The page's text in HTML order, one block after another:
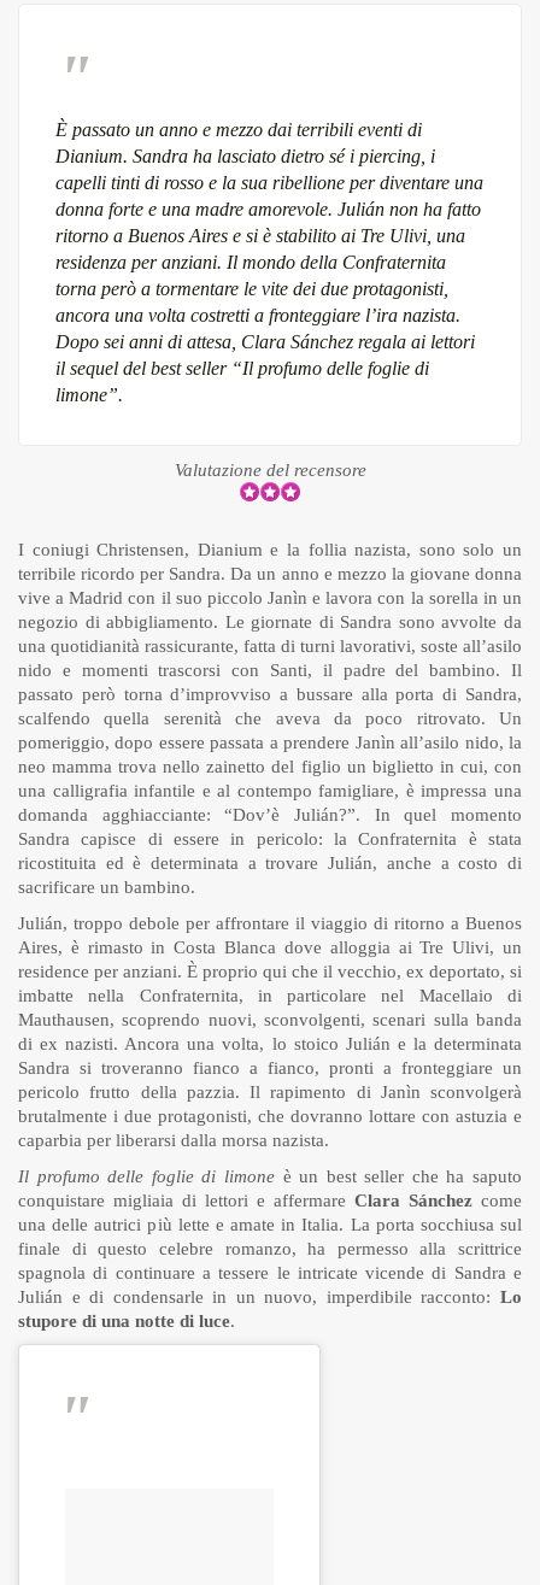
È passato un anno e mezzo dai terribili eventi di
Dianium. Sandra ha lasciato dietro sé i piercing, i
capelli tinti di rosso e la sua ribellione per diventare una
donna forte e una madre amorevole. Julián non ha fatto
ritorno a Buenos Aires e si è stabilito ai Tre Ulivi, una
residenza per anziani. Il mondo della Confraternita
torna però a tormentare le vite dei due protagonisti,
ancora una volta costretti a fronteggiare l’ira nazista.
Dopo sei anni di attesa, Clara Sánchez regala ai lettori
il sequel del best seller “Il profumo delle foglie di
limone”.
Valutazione del recensore
I coniugi Christensen, Dianium e la follia nazista, sono solo un
terribile ricordo per Sandra. Da un anno e mezzo la giovane donna
vive a Madrid con il suo piccolo Janìn e lavora con la sorella in un
negozio di abbigliamento. Le giornate di Sandra sono avvolte da
una quotidianità rassicurante, fatta di turni lavorativi, soste all’asilo
nido e momenti trascorsi con Santi, il padre del bambino. Il
passato però torna d’improvviso a bussare alla porta di Sandra,
scalfendo quella serenità che aveva da poco ritrovato. Un
pomeriggio, dopo essere passata a prendere Janìn all’asilo nido, la
neo mamma trova nello zainetto del figlio un biglietto in cui, con
una calligrafia infantile e al contempo famigliare, è impressa una
domanda agghiacciante: “Dov’è Julián?”. In quel momento
Sandra capisce di essere in pericolo: la Confraternita è stata
ricostituita ed è determinata a trovare Julián, anche a costo di
sacrificare un bambino.
Julián, troppo debole per affrontare il viaggio di ritorno a Buenos
Aires, è rimasto in Costa Blanca dove alloggia ai Tre Ulivi, un
residence per anziani. È proprio qui che il vecchio, ex deportato, si
imbatte nella Confraternita, in particolare nel Macellaio di
Mauthausen, scoprendo nuovi, sconvolgenti, scenari sulla banda
di ex nazisti. Ancora una volta, lo stoico Julián e la determinata
Sandra si troveranno fianco a fianco, pronti a fronteggiare un
pericolo frutto della pazzia. Il rapimento di Janìn sconvolgerà
brutalmente i due protagonisti, che dovranno lottare con astuzia e
caparbia per liberarsi dalla morsa nazista.
Il profumo delle foglie di limoneè un best seller che ha saputo
conquistare migliaia di lettori e affermare Clara Sánchez come
una delle autrici più lette e amate in Italia. La porta socchiusa sul
finale di questo celebre romanzo, ha permesso alla scrittrice
spagnola di continuare a tessere le intricate vicende di Sandra e
Julián e di condensarle in un nuovo, imperdibile racconto: Lo
stupore di una notte di luce.